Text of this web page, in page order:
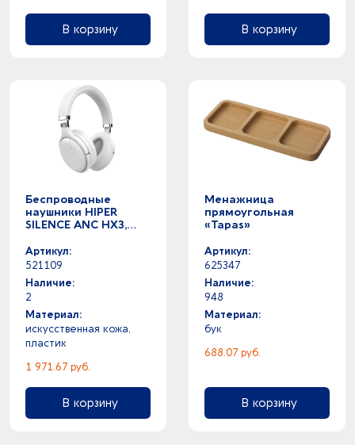
В корзину В корзину
Беспроводные
наушники HIPER
SILENCE ANC HX3,
Артикул:
521109
Наличие:
2
Материал:
искусственная кожа,
пластик
1 971.67 руб.
В корзину
Менажница
прямоугольная
«Tapas»
Артикул:
625347
Наличие:
948
Материал:
бук
688.07 руб.
В корзину